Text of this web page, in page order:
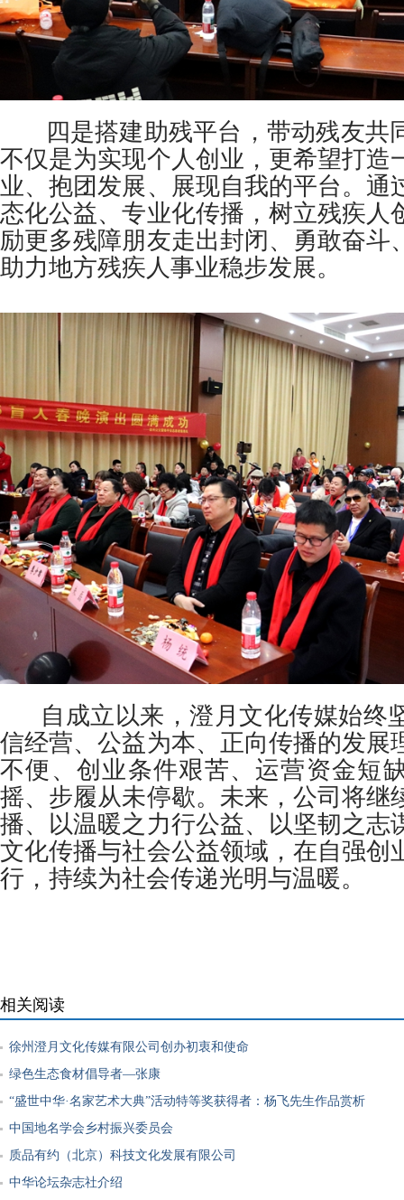
四是搭建助残平台，带动残友共
不仅是为实现个人创业，更希望打造
业、抱团发展、展现自我的平台。通
态化公益、专业化传播，树立残疾人
励更多残障朋友走出封闭、勇敢奋斗
助力地方残疾人事业稳步发展。
自成立以来，澄月文化传媒始终
信经营、公益为本、正向传播的发展
不便、创业条件艰苦、运营资金短
摇、步履从未停歇。未来，公司将继
播、以温暖之力行公益、以坚韧之志
文化传播与社会公益领域，在自强创
行，持续为社会传递光明与温暖。
相关阅读
徐州澄月文化传媒有限公司创办初衷和使命
绿色生态食材倡导者—张康
“盛世中华·名家艺术大典”活动特等奖获得者：杨飞先生作品赏析
中国地名学会乡村振兴委员会
质品有约（北京）科技文化发展有限公司
中华论坛杂志社介绍